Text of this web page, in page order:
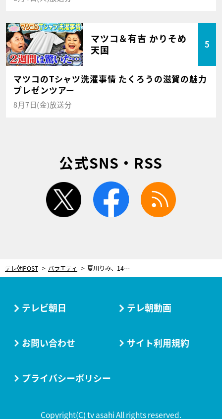
マツコ＆有吉 かりそめ
天国
5
マツコのTシャツ洗濯事情 たくろうの滋賀の魅力
プレゼンツアー
8月7日(金)放送分
公式SNS・RSS
twitter facebook
テレ朝POST バラエティ 夏川りみ、14歳になった息子の“音楽の才能”に驚き！「成長が早くて私を置いてけぼりに」
テレビ朝日 テレ朝動画
お問い合わせ サイト利用規約
プライバシーポリシー
Copyright(C) tv asahi All rights reserved.